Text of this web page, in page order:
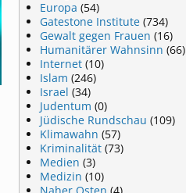
Europa (54)
Gatestone Institute (734)
Gewalt gegen Frauen (16)
Humanitärer Wahnsinn (66)
Internet (10)
Islam (246)
Israel (34)
Judentum (0)
Jüdische Rundschau (109)
Klimawahn (57)
Kriminalität (73)
Medien (3)
Medizin (10)